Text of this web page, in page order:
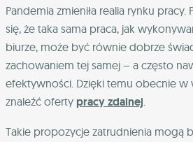
Pandemia zmieniła realia rynku
się, że taka sama praca, jak
biurze, może być równie dobrze
zachowaniem tej samej – a często
efektywności. Dzięki temu obecnie
znaleźć oferty pracy zdalnej.
Takie propozycje zatrudnienia mogą